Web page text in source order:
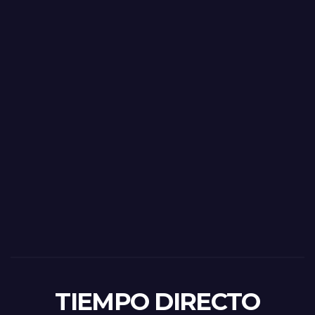
TIEMPO DIRECTO